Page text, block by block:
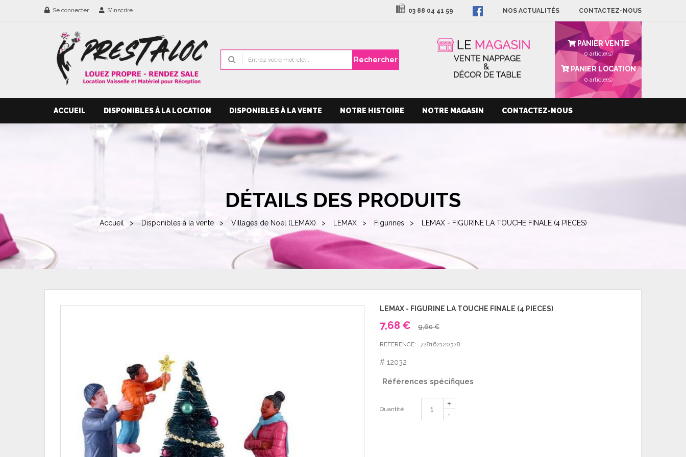
Se connecter S'inscrire 03 88 04 41 59 NOS ACTUALITÉS CONTACTEZ-NOUS
Rechercher
PANIER VENTE
0 article(s)
PANIER LOCATION
0 article(s)
ACCUEIL DISPONIBLES À LA LOCATION DISPONIBLES À LA VENTE NOTRE HISTOIRE NOTRE MAGASIN CONTACTEZ-NOUS
DÉTAILS DES PRODUITS
Accueil Disponibles à la vente Villages de Noël (LEMAX) LEMAX Figurines LEMAX - FIGURINE LA TOUCHE FINALE (4 PIECES)
LEMAX - FIGURINE LA TOUCHE FINALE (4 PIECES)
7,68 € 9,60 €
REFERENCE: 728162120328
# 12032
Références spécifiques
Quantité